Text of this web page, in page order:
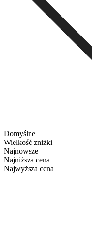
Domyślne
Wielkość zniżki
Najnowsze
Najniższa cena
Najwyższa cena